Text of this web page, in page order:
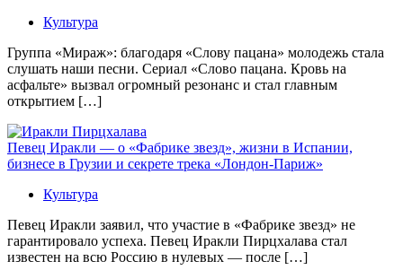
Культура
Группа «Мираж»: благодаря «Слову пацана» молодежь стала
слушать наши песни. Сериал «Слово пацана. Кровь на
асфальте» вызвал огромный резонанс и стал главным
открытием […]
Певец Иракли — о «Фабрике звезд», жизни в Испании,
бизнесе в Грузии и секрете трека «Лондон-Париж»
Культура
Певец Иракли заявил, что участие в «Фабрике звезд» не
гарантировало успеха. Певец Иракли Пирцхалава стал
известен на всю Россию в нулевых — после […]